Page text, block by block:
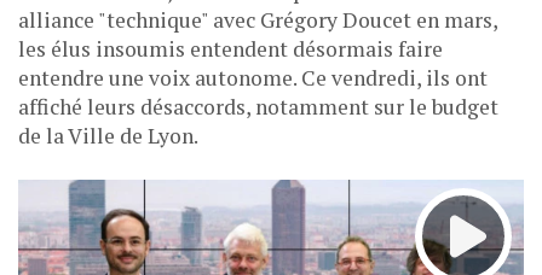
alliance "technique" avec Grégory Doucet en mars,
les élus insoumis entendent désormais faire
entendre une voix autonome. Ce vendredi, ils ont
affiché leurs désaccords, notamment sur le budget
de la Ville de Lyon.